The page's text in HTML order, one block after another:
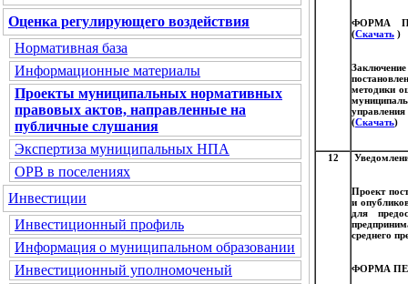
Оценка регулирующего воздействия
Нормативная база
Информационные материалы
Проекты муниципальных нормативных
правовых актов, направленные на
публичные слушания
Экспертиза муниципальных НПА
ОРВ в поселениях
Инвестиции
Инвестиционный профиль
Информация о муниципальном образовании
Инвестиционный уполномоченый
ФОРМА
(Скачать )
методики
(Скачать)
12
Проект
и
для
среднего
ФОРМА